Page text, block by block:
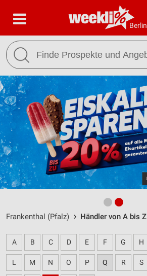
Berlin
Frankenthal (Pfalz) Händler von A bis Z
A B C D E F G H
L M N O P Q R S